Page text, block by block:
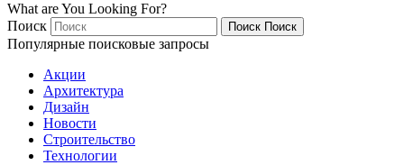
What are You Looking For?
Поиск
Поиск Поиск
Популярные поисковые запросы
Акции
Архитектура
Дизайн
Новости
Строительство
Технологии